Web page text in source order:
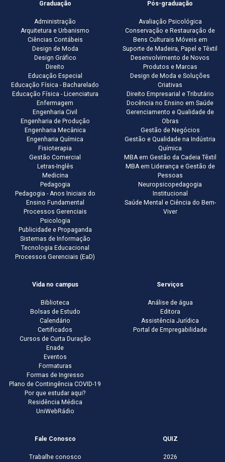
Graduação
Administração
Arquitetura e Urbanismo
Ciências Contábeis
Design de Moda
Design Gráfico
Direito
Educação Especial
Educação Física - Bacharelado
Educação Física - Licenciatura
Enfermagem
Engenharia Civil
Engenharia de Produção
Engenharia Mecânica
Engenharia Química
Fisioterapia
Gestão Comercial
Letras-Inglês
Medicina
Pedagogia
Pedagogia - Anos Iniciais do
Ensino Fundamental
Processos Gerenciais
Psicologia
Publicidade e Propaganda
Sistemas de Informação
Tecnologia Educacional
Processos Gerenciais (EaD)
Pós-graduação
Avaliação Psicológica
Conservação e Restauração de
Bens Culturais Móveis em
Suporte de Madeira, Papel e Têxtil
Desenvolvimento de Novos
Produtos e Marcas
Design de Moda e Soluções
Criativas
Direito Empresarial e Tributário
Docência no Ensino em Saúde
Gerenciamento e Qualidade de
Obras
Gestão de Negócios
Gestão e Qualidade na Indústria
Química
MBA em Gestão da Cadeia Têxtil
MBA em Liderança e Gestão de
Pessoas
Neuropsicopedagogia
Institucional
Saúde Mental e Ciência do Bem-
Viver
Vida no campus
Biblioteca
Bolsas de Estudo
Calendário
Certificados
Cursos de Curta Duração
Enade
Eventos
Formaturas
Formas de Ingresso
Plano de Contingência COVID-19
Por que estudar aqui?
Residência Médica
UniWebRádio
Serviços
Análise de água
Editora
Assistência Jurídica
Portal de Empregabilidade
Fale Conosco
Trabalhe conosco
QUIZ
2026